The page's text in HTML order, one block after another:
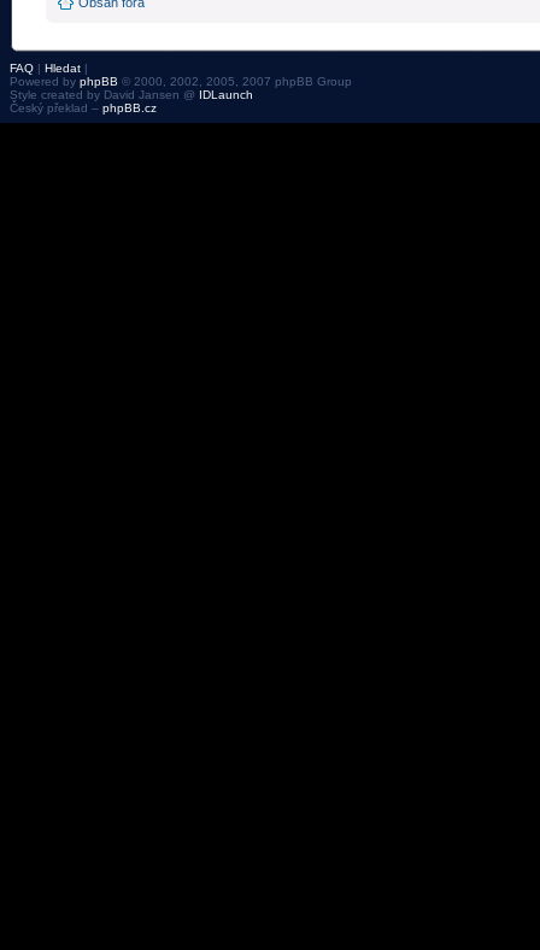
FAQ | Hledat |
Powered by phpBB © 2000, 2002, 2005, 2007 phpBB Group
Style created by David Jansen @ IDLaunch
Český překlad – phpBB.cz